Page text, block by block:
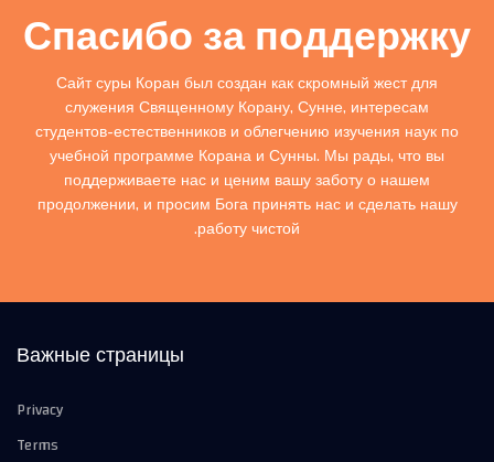
Спасибо за поддержку
Сайт суры Коран был создан как скромный жест для
служения Священному Корану, Сунне, интересам
студентов-естественников и облегчению изучения наук по
учебной программе Корана и Сунны. Мы рады, что вы
поддерживаете нас и ценим вашу заботу о нашем
продолжении, и просим Бога принять нас и сделать нашу
работу чистой.
Важные страницы
Privacy
Terms